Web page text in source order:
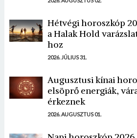
Hétvégi horoszkóp
a Halak Hold
hoz
2026. JÚLIUS 31.
Augusztusi kínai
elsöprő energiák,
érkeznek
2026. AUGUSZTUS 01.